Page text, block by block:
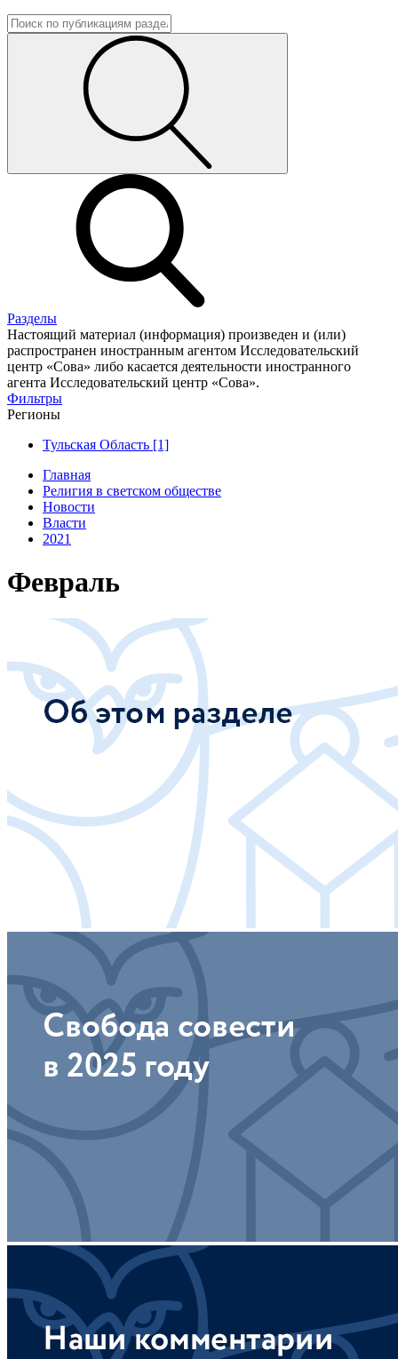
Разделы
Настоящий материал (информация) произведен и (или)
распространен иностранным агентом Исследовательский
центр «Сова» либо касается деятельности иностранного
агента Исследовательский центр «Сова».
Фильтры
Регионы
Тульская Область [1]
Главная
Религия в светском обществе
Новости
Власти
2021
Февраль